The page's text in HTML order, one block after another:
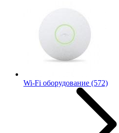
Wi-Fi оборудование (572)